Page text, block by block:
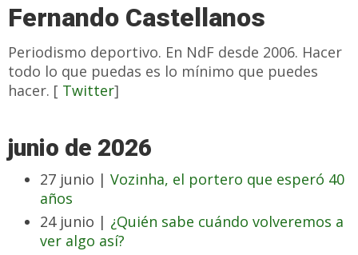
Fernando Castellanos
Periodismo deportivo. En NdF desde 2006. Hacer
todo lo que puedas es lo mínimo que puedes
hacer. [ Twitter]
junio de 2026
27 junio | Vozinha, el portero que esperó 40
años
24 junio | ¿Quién sabe cuándo volveremos a
ver algo así?